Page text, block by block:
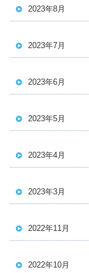
2023年8月
2023年7月
2023年6月
2023年5月
2023年4月
2023年3月
2022年11月
2022年10月